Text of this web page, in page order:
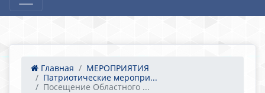
Главная
МЕРОПРИЯТИЯ
Патриотические меропри...
Посещение Областного ...